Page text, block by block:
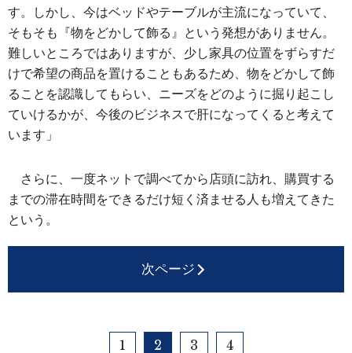
す。しかし、今はベッドやテーブルが主流になっていて、
そもそも『物をどかして飾る』という発想がありません。
難しいところではありますが、少し家具の位置をずらすだ
けで希望の商品を置けることもあるため、物をどかして飾
ることを認識してもらい、ニーズをどのように掘り起こし
ていけるかが、今後のビジネスで肝になってくると考えて
います」
さらに、一度ネットで調べてから店頭に訪れ、購買する
までの滞在時間をできるだけ短く済ませる人も増えてきた
という。
次ページ
1 2 3 4